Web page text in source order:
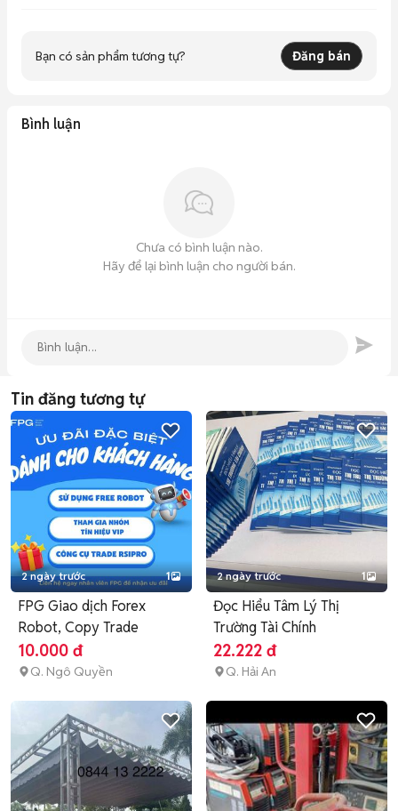
Bạn có sản phẩm tương tự? Đăng bán
Bình luận
Chưa có bình luận nào.
Hãy để lại bình luận cho người bán.
Tin đăng tương tự
2 ngày trước 1
FPG Giao dịch Forex
Robot, Copy Trade
10.000 đ
Q. Ngô Quyền
2 ngày trước 1
Đọc Hiểu Tâm Lý Thị
Trường Tài Chính
22.222 đ
Q. Hải An